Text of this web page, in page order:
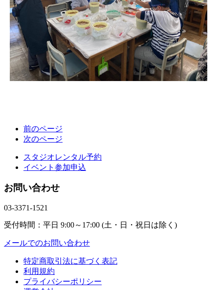
前のページ
次のページ
スタジオレンタル予約
イベント参加申込
お問い合わせ
03-3371-1521
受付時間：平日 9:00～17:00 (土・日・祝日は除く)
メールでのお問い合わせ
特定商取引法に基づく表記
利用規約
プライバシーポリシー